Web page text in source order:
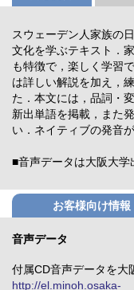
スウェーデン人家族の
文化を学ぶテキスト．
も特徴で，楽しく学習
は詳しい解説を加え，
た．本文には，品詞・
新出単語を掲載，また
い．ネイティブの発音
■音声データは大阪大学
お客様向け情報
音声データ
付属CD音声データを大
http://el.minoh.osaka-